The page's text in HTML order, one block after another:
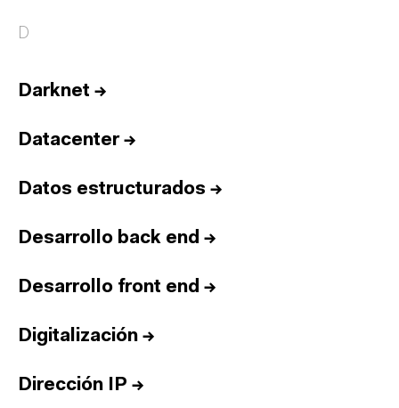
D
Darknet →
Datacenter→
Datos estructurados →
Desarrollo back end →
Desarrollo front end →
Digitalización →
Dirección IP →